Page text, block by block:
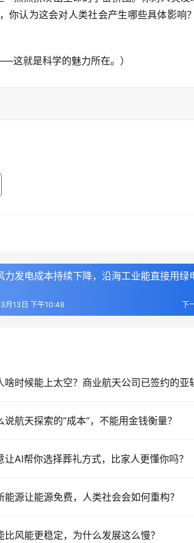
你认为这会对人类社会产生哪些具体影响
这就是科学的魅力所在。）
力发电成本持续下降，沿海工业能直接用绿
下
月13日 下午10:48
说航天探索的”成本”，不能用金钱衡量？
让AI帮你选择葬礼方式，比家人更懂你吗？
能源让能源免费，人类社会会如何重构？
比风能更稳定，为什么发展这么慢？